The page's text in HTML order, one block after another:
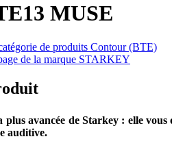
MUSE
de produits Contour (BTE)
de la marque STARKEY
plus avancée de Starkey : elle
auditive.